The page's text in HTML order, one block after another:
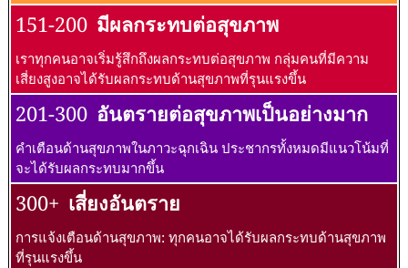
151-200 มีผลกระทบต่อสุขภาพ
เราทุกคนอาจเริ่มรู้สึกถึงผลกระทบต่อสุขภาพ กลุ่มคนที่มีความ
เสี่ยงสูงอาจได้รับผลกระทบด้านสุขภาพที่รุนแรงขึ้น
201-300 อันตรายต่อสุขภาพเป็นอย่างมาก
คำเตือนด้านสุขภาพในภาวะฉุกเฉิน ประชากรทั้งหมดมีแนวโน้มที่
จะได้รับผลกระทบมากขึ้น
300+ เสี่ยงอันตราย
การแจ้งเตือนด้านสุขภาพ: ทุกคนอาจได้รับผลกระทบด้านสุขภาพ
ที่รุนแรงขึ้น